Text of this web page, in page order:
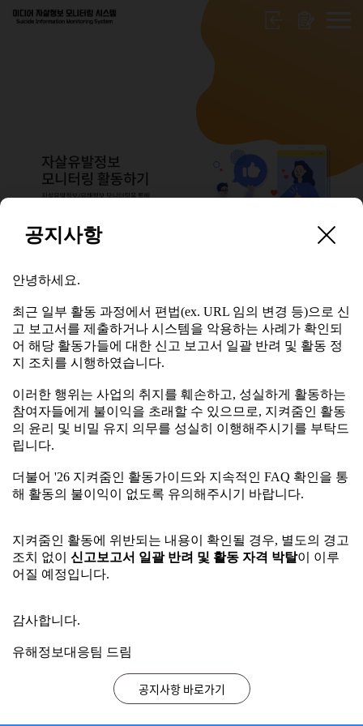
안녕하세요.
최근 일부 활동 과정에서 편법(ex. URL 임의 변경 등)으로 신
고 보고서를 제출하거나 시스템을 악용하는 사례가 확인되
어 해당 활동가들에 대한 신고 보고서 일괄 반려 및 활동 정
지 조치를 시행하였습니다.
이러한 행위는 사업의 취지를 훼손하고, 성실하게 활동하는
참여자들에게 불이익을 초래할 수 있으므로, 지켜줌인 활동
의 윤리 및 비밀 유지 의무를 성실히 이행해주시기를 부탁드
립니다.
더불어 '26 지켜줌인 활동가이드와 지속적인 FAQ 확인을 통
지켜줌인 활동에 위반되는 내용이 확인될 경우, 별도의 경고
조치 없이신고보고서 일괄 반려 및 활동 자격 박탈
감사합니다.
유해정보대응팀 드림
지켜줌인 활동 중 부정행위 적발 시 조치 안내
2026.07.29
★지켜줌인(人) 활동 시 지속적으로 FAQ 게시판을 확인해 주세요!
2026.03.23
시스템 오류 수정을 위한 SIMS 시스템 이용 일시중단 안내 ※ 26. 4. 15. (수) 18:00~18:10
2026.04.15
자주 묻는 질문(FAQ)
매체별 공식 URL 수집 방법 안내
디시인사이드 신고 유의사항 안내
지켜줌인 모니터링 사이트 안내
공지사항
안녕하세요.
최근 일부 활동 과정에서 편법(ex. URL 임의 변경 등)으로 신
고 보고서를 제출하거나 시스템을 악용하는 사례가 확인되
어 해당 활동가들에 대한 신고 보고서 일괄 반려 및 활동 정
지 조치를 시행하였습니다.
이러한 행위는 사업의 취지를 훼손하고, 성실하게 활동하는
참여자들에게 불이익을 초래할 수 있으므로, 지켜줌인 활동
의 윤리 및 비밀 유지 의무를 성실히 이행해주시기를 부탁드
립니다.
더불어 '26 지켜줌인 활동가이드와 지속적인 FAQ 확인을 통
해 활동의 불이익이 없도록 유의해주시기 바랍니다.
지켜줌인 활동에 위반되는 내용이 확인될 경우, 별도의 경고
조치 없이 신고보고서 일괄 반려 및 활동 자격 박탈이 이루
어질 예정입니다.
감사합니다.
유해정보대응팀 드림
공지사항 바로가기